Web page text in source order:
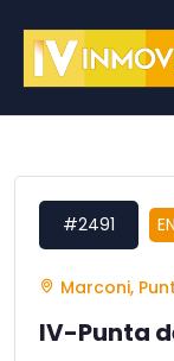
#2491
Marconi,
IV-Punta